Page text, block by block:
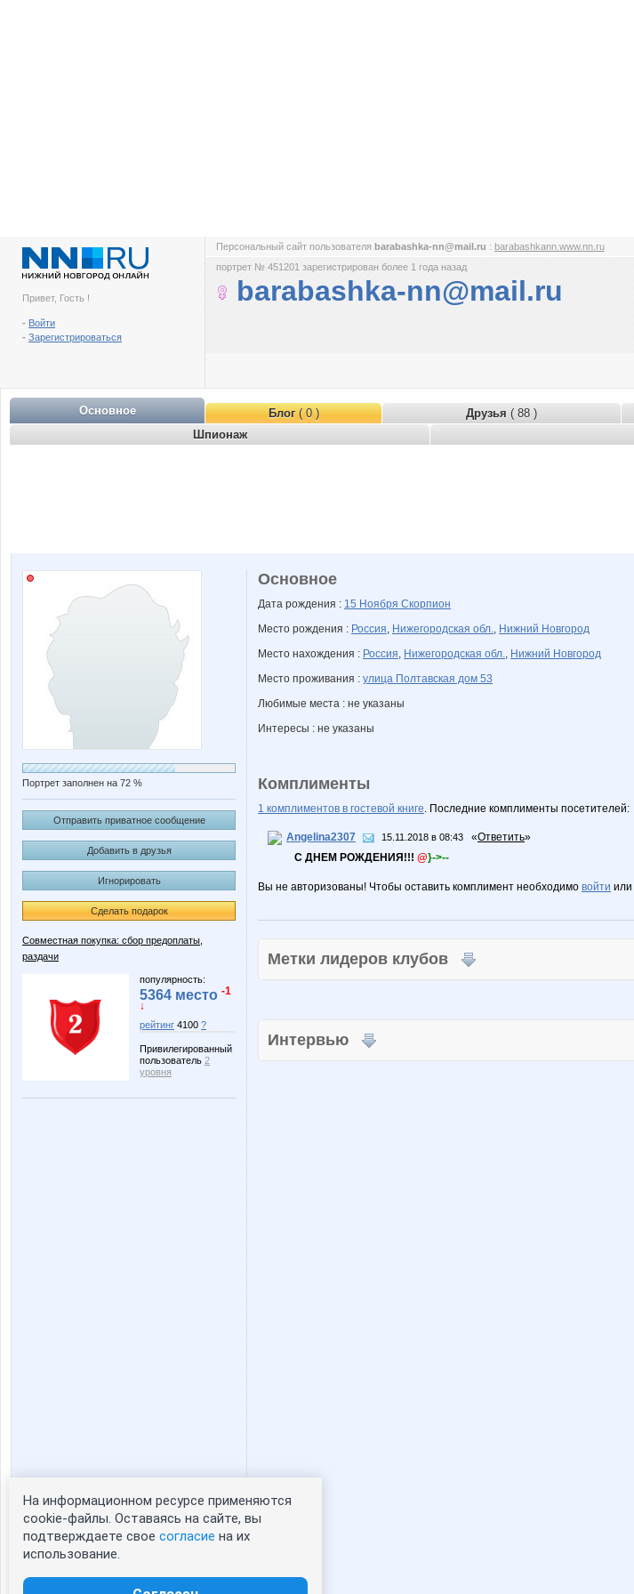
Привет, Гость !
- Войти
- Зарегистрироваться
Персональный сайт пользователя barabashka-nn@mail.ru : barabashkann.www.nn.ru
портрет № 451201 зарегистрирован более 1 года назад
barabashka-nn@mail.ru
Основное Блог( 0 ) Друзья ( 88 )
Шпионаж
Портрет заполнен на 72 %
Отправить приватное сообщение
Добавить в друзья
Игнорировать
Сделать подарок
Совместная покупка: сбор предоплаты,
раздачи
популярность:
5364 место -1
↓
рейтинг 4100 ?
Привилегированный
пользователь 2
уровня
Статистика портрета:
сейчас просматривают портрет - 0
зарегистрированные пользователи
Основное
Дата рождения : 15 Ноября Скорпион
Место рождения : Россия, Нижегородская обл., Нижний Новгород
Место нахождения : Россия, Нижегородская обл., Нижний Новгород
Место проживания : улица Полтавская дом 53
Любимые места : не указаны
Интересы : не указаны
Комплименты
1 комплиментов в гостевой книге. Последние комплименты посетителей:
Angelina2307 15.11.2018 в 08:43 «Ответить»
С ДНЕМ РОЖДЕНИЯ!!! @}->--
Вы не авторизованы! Чтобы оставить комплимент необходимо войти или
Метки лидеров клубов
Интервью
На информационном ресурсе применяются
cookie-файлы. Оставаясь на сайте, вы
подтверждаете свое согласие на их
использование.